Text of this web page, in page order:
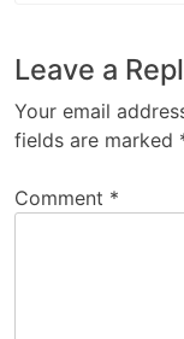
Leave a
Your email
fields are marked
Comment *